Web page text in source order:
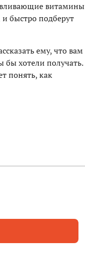
витамины
быстро подберут
ему, что вам
бы хотели получать.
понять, как